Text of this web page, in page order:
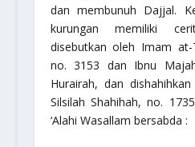
dan membunuh Dajjal.
kurungan memiliki
disebutkan oleh Imam
no. 3153 dan Ibnu
Hurairah, dan
Silsilah Shahihah, no.
‘Alahi Wasallam bersabda :